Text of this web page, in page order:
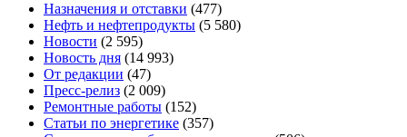
Назначения и отставки (477)
Нефть и нефтепродукты (5 580)
Новости (2 595)
Новость дня (14 993)
От редакции (47)
Пресс-релиз (2 009)
Ремонтные работы (152)
Статьи по энергетике (357)